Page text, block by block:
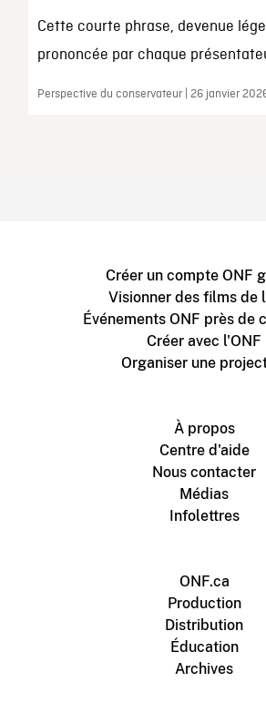
Cette courte phrase, devenue
prononcée par chaque
Perspective du conservateur | 26 janvier
Créer un compte ONF
Visionner des films de
Événements ONF près de
Créer avec l'ONF
Organiser une
À propos
Centre d'aide
Nous contacter
Médias
Infolettres
ONF.ca
Production
Distribution
Éducation
Archives